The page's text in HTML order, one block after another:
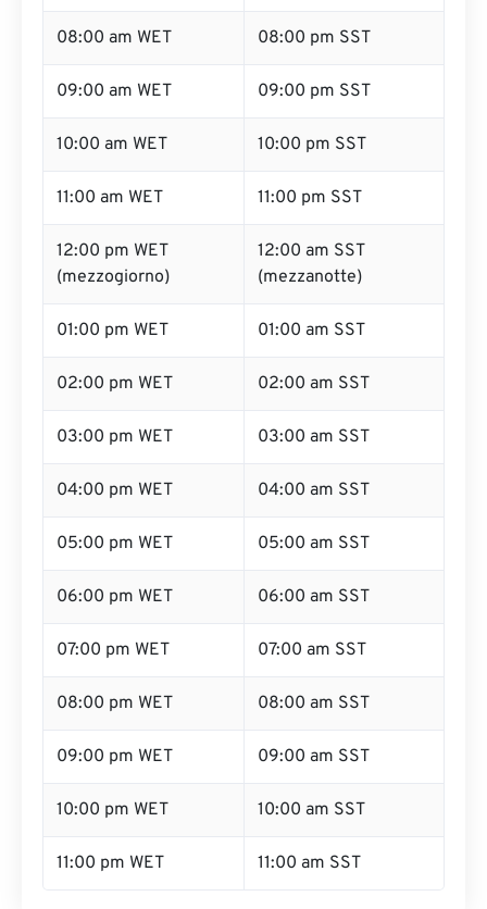
08:00 am WET 08:00 pm SST
09:00 am WET 09:00 pm SST
10:00 am WET 10:00 pm SST
11:00 am WET 11:00 pm SST
12:00 pm WET
(mezzogiorno)
12:00 am SST
(mezzanotte)
01:00 pm WET 01:00 am SST
02:00 pm WET 02:00 am SST
03:00 pm WET 03:00 am SST
04:00 pm WET 04:00 am SST
05:00 pm WET 05:00 am SST
06:00 pm WET 06:00 am SST
07:00 pm WET 07:00 am SST
08:00 pm WET 08:00 am SST
09:00 pm WET 09:00 am SST
10:00 pm WET 10:00 am SST
11:00 pm WET 11:00 am SST